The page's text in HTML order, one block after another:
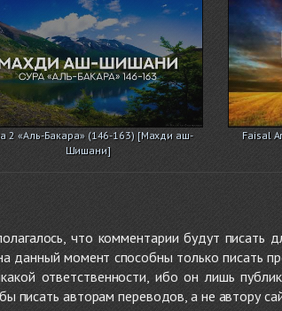
2 «Аль-Бакара» (146-163) [Махди аш-
Шишани]
Faisal
что комментарии будут писать
данный момент способны только писать
ответственности, ибо он лишь
писать авторам переводов, а не автору